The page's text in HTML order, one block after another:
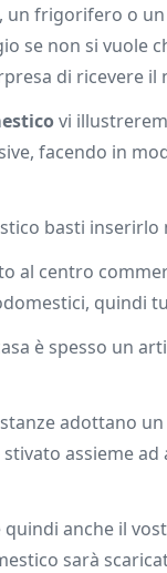
, un frigorifero o un
se non si vuole
di ricevere
vi
facendo in
basti
al centro
quindi
è spesso un
adottano
assieme
anche il
sarà